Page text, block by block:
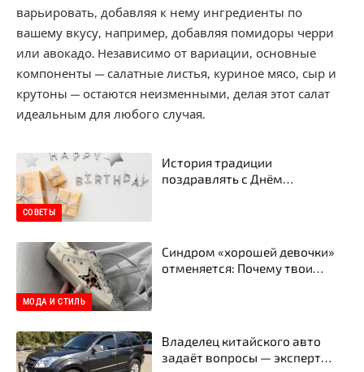
варьировать, добавляя к нему ингредиенты по
вашему вкусу, например, добавляя помидоры черри
или авокадо. Независимо от вариации, основные
компоненты — салатные листья, куриное мясо, сыр и
крутоны — остаются неизменными, делая этот салат
идеальным для любого случая.
СОВЕТЫ
История традиции
поздравлять с Днём
МОДА И СТИЛЬ
Синдром «хорошей девочки»
отменяется: Почему твои
Владелец китайского авто
задаёт вопросы — эксперт